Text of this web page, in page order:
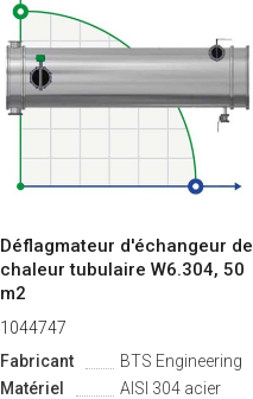
Déflagmateur d'échangeur de
chaleur tubulaire W6.304, 50
m2
1044747
Fabricant
BTS Engineering
Matériel
AISI 304 acier